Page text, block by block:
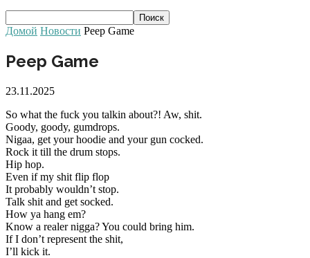
Домой Новости Peep Game
Peep Game
23.11.2025
So what the fuck you talkin about?! Aw, shit.
Goody, goody, gumdrops.
Nigaa, get your hoodie and your gun cocked.
Rock it till the drum stops.
Hip hop.
Even if my shit flip flop
It probably wouldn’t stop.
Talk shit and get socked.
How ya hang em?
Know a realer nigga? You could bring him.
If I don’t represent the shit,
I’ll kick it.